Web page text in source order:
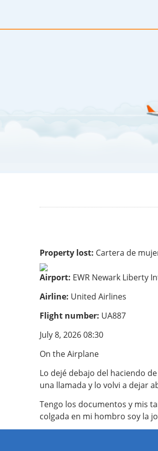
Property lost: Cartera de
Airport: EWR Newark Liberty
Airline: United Airlines
Flight number: UA887
July 8, 2026 08:30
On the Airplane
Lo dejé debajo del haciendo
una llamada y lo volvi a dejar
Tengo los documentos y mis
colgada en mi hombro soy la